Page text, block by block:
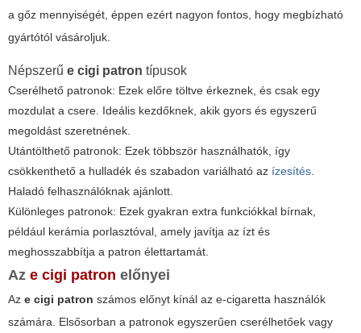
a gőz mennyiségét, éppen ezért nagyon fontos, hogy megbízható
gyártótól vásároljuk.
Népszerű e cigi patron típusok
Cserélhető patronok: Ezek előre töltve érkeznek, és csak egy
mozdulat a csere. Ideális kezdőknek, akik gyors és egyszerű
megoldást szeretnének.
Utántölthető patronok: Ezek többször használhatók, így
csökkenthető a hulladék és szabadon variálható az ízesítés.
Haladó felhasználóknak ajánlott.
Különleges patronok: Ezek gyakran extra funkciókkal bírnak,
például kerámia porlasztóval, amely javítja az ízt és
meghosszabbítja a patron élettartamát.
Az e cigi patron előnyei
Az e cigi patron számos előnyt kínál az e-cigaretta használók
számára. Elsősorban a patronok egyszerűen cserélhetőek vagy